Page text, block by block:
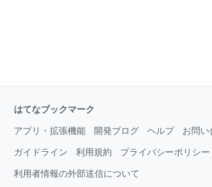
はてなブックマーク
アプリ・拡張機能 開発ブログ ヘルプ お問い
ガイドライン 利用規約 プライバシーポリシー
利用者情報の外部送信について